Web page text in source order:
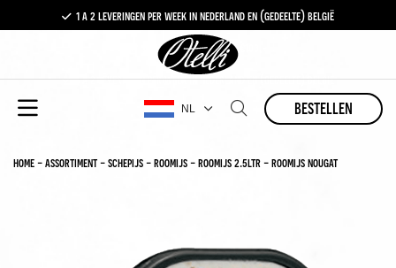
1 a 2 leveringen per week in nederland en (gedeelte) belgië
gratis levering vanaf €100,-
1 a 2 leveringen per week in nederland en (gedeelte) belgië
NL bestellen
home-assortiment-schepijs-roomijs-roomijs 2.5ltr-roomijs nougat